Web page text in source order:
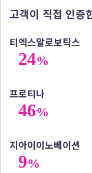
고객이 직접 인증
티엑스알로보틱스
24%
프로티나
46%
지아이이노베이션
9%